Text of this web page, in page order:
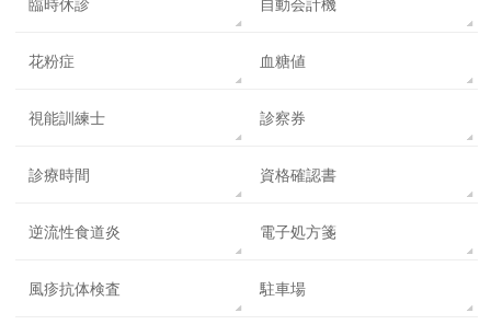
臨時休診 自動会計機
花粉症 血糖値
視能訓練士 診察券
診療時間 資格確認書
逆流性食道炎 電子処方箋
風疹抗体検査 駐車場